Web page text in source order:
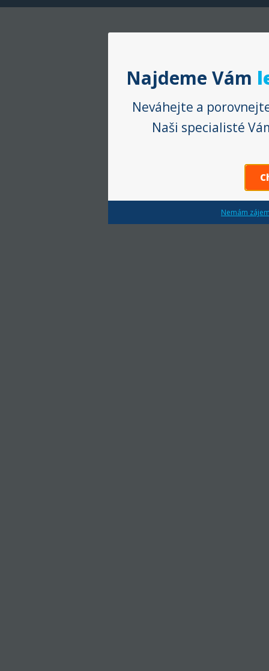
Najdeme Vám
Neváhejte a